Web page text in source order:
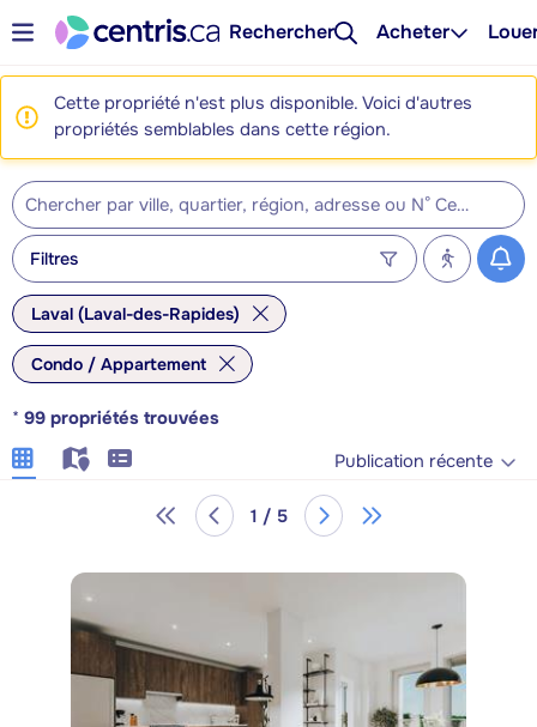
Rechercher Acheter
Cette propriété n'est plus disponible. Voici d'autres
propriétés semblables dans cette région.
Filtres
Laval (Laval-des-Rapides)
Condo / Appartement
* 99 propriétés trouvées
Publication récente
1 / 5